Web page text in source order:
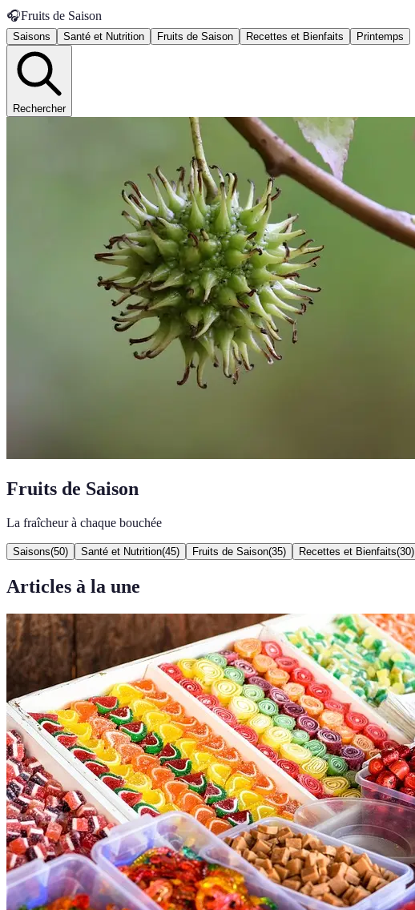
🎧Fruits de Saison
Saisons Santé et Nutrition Fruits de Saison Recettes et Bienfaits Printemps
Rechercher
Fruits de Saison
La fraîcheur à chaque bouchée
Saisons(50) Santé et Nutrition(45) Fruits de Saison(35) Recettes et Bienfaits(30)
Articles à la une